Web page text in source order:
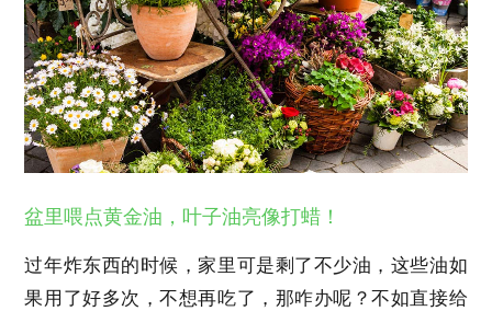
盆里喂点黄金油，叶子油亮像打蜡！
过年炸东西的时候，家里可是剩了不少油，这些油如
果用了好多次，不想再吃了，那咋办呢？不如直接给